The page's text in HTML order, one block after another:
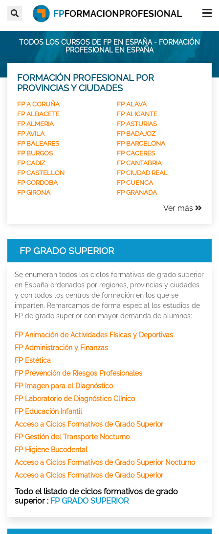
TODOS LOS CURSOS DE FP EN ESPAÑA - FORMACIÓN
PROFESIONAL EN ESPAÑA
FORMACIÓN PROFESIONAL POR
PROVINCIAS Y CIUDADES
FP A CORUÑA
FP ALAVA
FP ALBACETE
FP ALICANTE
FP ALMERIA
FP ASTURIAS
FP AVILA
FP BADAJOZ
FP BALEARES
FP BARCELONA
FP BURGOS
FP CACERES
FP CADIZ
FP CANTABRIA
FP CASTELLON
FP CIUDAD REAL
FP CORDOBA
FP CUENCA
FP GIRONA
FP GRANADA
Ver más
FP GRADO SUPERIOR
Se enumeran todos los ciclos formativos de grado superior
en España ordenados por regiones, provincias y ciudades
y con todos los centros de formación en los que se
imparten. Remarcamos de forma especial los estudios de
FP de grado superior con mayor demanda de alumnos:
FP Animación de Actividades Físicas y Deportivas
FP Administración y Finanzas
FP Estética
FP Prevención de Riesgos Profesionales
FP Imagen para el Diagnóstico
FP Laboratorio de Diagnóstico Clínico
FP Educación Infantil
Acceso a Ciclos Formativos de Grado Superior
FP Gestión del Transporte Nocturno
FP Higiene Bucodental
Acceso a Ciclos Formativos de Grado Superior Nocturno
Acceso a Ciclos Formativos de Grado Superior
Todo el listado de ciclos formativos de grado
superior : FP GRADO SUPERIOR